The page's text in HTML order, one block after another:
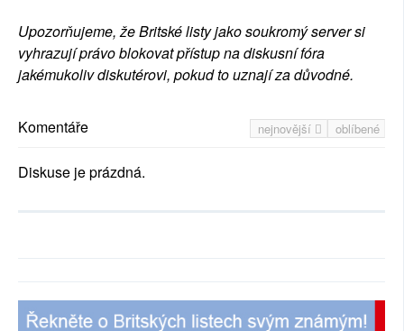
Upozorňujeme, že Britské listy jako soukromý server si
vyhrazují právo blokovat přístup na diskusní fóra
jakémukoliv diskutérovi, pokud to uznají za důvodné.
nejnovější oblíbené
Komentáře
Diskuse je prázdná.